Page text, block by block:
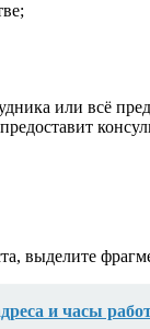
или всё
выделите
и часы